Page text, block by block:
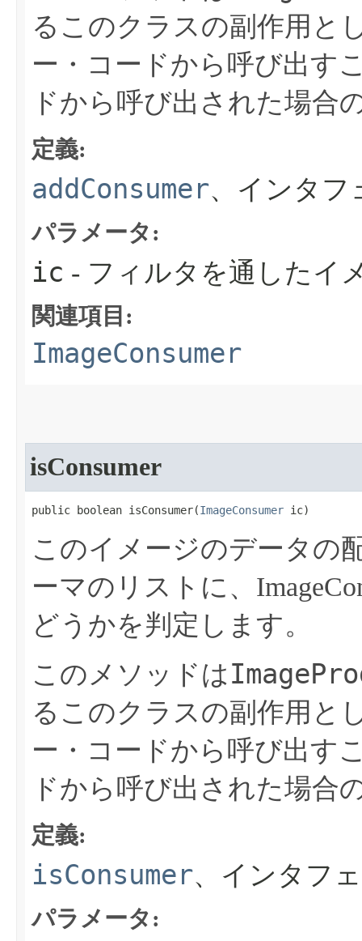
るこのクラスの副作用と
ー・コードから呼び出す
ドから呼び出された場合
定義:
addConsumer、インタ
パラメータ:
ic - フィルタを通したイ
関連項目:
ImageConsumer
isConsumer
public boolean isConsumer​(ImageConsumer ic)
このイメージのデータの
ーマのリストに、
どうかを判定します。
このメソッドは
るこのクラスの副作用と
ー・コードから呼び出す
ドから呼び出された場合
定義:
isConsumer、インタフ
パラメータ: